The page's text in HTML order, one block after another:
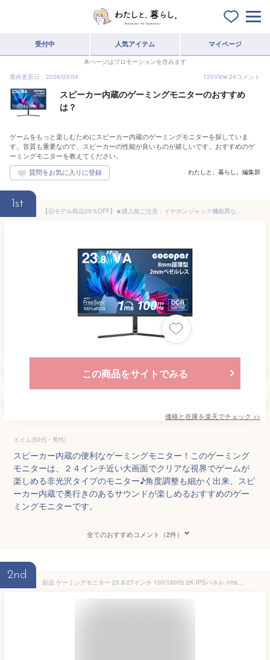
受付中 人気アイテム マイページ
本ページはプロモーションを含みます
最終更新日：2026/03/04
135View 24コメント
スピーカー内蔵のゲーミングモニターのおすすめ
は？
ゲームをもっと楽しむためにスピーカー内蔵のゲーミングモニターを探していま
す。音質も重要なので、スピーカーの性能が良いものが嬉しいです。おすすめのゲ
ーミングモニターを教えてください。
わたしと、暮らし。編集部
1st
【旧モデル商品25％OFF】★購入前ご注意：イヤホンジャック機能異なる★モニター 23.8インチ 100Hz ゲーミングモニター【1ms応答 2mmベゼルレス 8mm薄型】pcモニター 1920*1080フルHD パソコン モニター 非光沢 VA 角度調整 VESA Freesync スピーカー内蔵 cocopar YC-238
この商品をサイトでみる
価格と在庫を楽天でチェック >>
エイム(50代・男性)
スピーカー内蔵の便利なゲーミングモニター！このゲーミング
モニターは、２４インチ近い大画面でクリアな視界でゲームが
楽しめる非光沢タイプのモニター♪角度調整も細かく出来、スピ
ーカー内蔵で奥行きのあるサウンドが楽しめるおすすめのゲー
ミングモニターです。
全てのおすすめコメント（2件）
2nd
新品 ゲーミングモニター 23.8/27インチ 100/180Hz 2K IPSパネル 1ms応答 1080P フルHD 超薄型 大画面 スピーカー内蔵フレームレス 178°広視野角 液晶モニター ディスプレイ ゲームモニター D-sub 取立簡単 ブルーライトカット PSE認証済